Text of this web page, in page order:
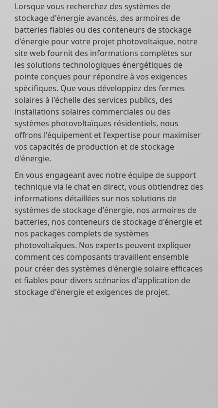
Lorsque vous recherchez des systèmes de
stockage d'énergie avancés, des armoires de
batteries fiables ou des conteneurs de stockage
d'énergie pour votre projet photovoltaïque, notre
site web fournit des informations complètes sur
les solutions technologiques énergétiques de
pointe conçues pour répondre à vos exigences
spécifiques. Que vous développiez des fermes
solaires à l'échelle des services publics, des
installations solaires commerciales ou des
systèmes photovoltaïques résidentiels, nous
offrons l'équipement et l'expertise pour maximiser
vos capacités de production et de stockage
d'énergie.
En vous engageant avec notre équipe de support
technique via le chat en direct, vous obtiendrez des
informations détaillées sur nos solutions de
systèmes de stockage d'énergie, nos armoires de
batteries, nos conteneurs de stockage d'énergie et
nos packages complets de systèmes
photovoltaïques. Nos experts peuvent expliquer
comment ces composants travaillent ensemble
pour créer des systèmes d'énergie solaire efficaces
et fiables pour divers scénarios d'application de
stockage d'énergie et exigences de projet.